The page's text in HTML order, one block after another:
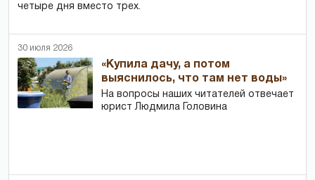
четыре дня вместо трех.
30 июля 2026
«Купила дачу, а потом
выяснилось, что там нет воды»
На вопросы наших читателей отвечает
юрист Людмила Головина